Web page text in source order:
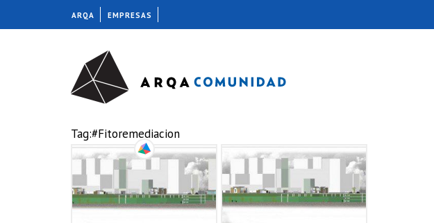
Tag:#Fitoremediacion
ARQA EMPRESAS